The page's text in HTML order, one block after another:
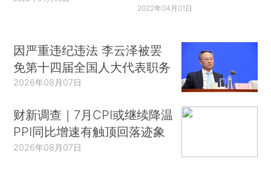
2022年04月01日
因严重违纪违法 李云泽被罢
免第十四届全国人大代表职务
2026年08月07日
财新调查｜7月CPI或继续降温
PPI同比增速有触顶回落迹象
2026年08月07日